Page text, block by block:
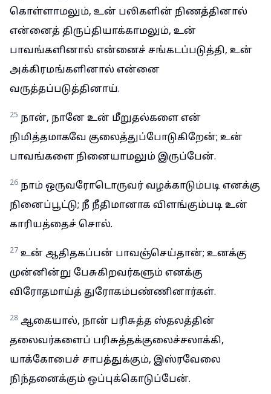
கொள்ளாமலும், உன் பலிகளின் நிணத்தினால்
என்னைத் திருப்தியாக்காமலும், உன்
பாவங்களினால் என்னைச் சங்கடப்படுத்தி, உன்
அக்கிரமங்களினால் என்னை
வருத்தப்படுத்தினாய்.
25 நான், நானே உன் மீறுதல்களை என்
நிமித்தமாகவே குலைத்துப்போடுகிறேன்; உன்
பாவங்களை நினையாமலும் இருப்பேன்.
26 நாம் ஒருவரோடொருவர் வழக்காடும்படி எனக்கு
நினைப்பூட்டு; நீ நீதிமானாக விளங்கும்படி உன்
காரியத்தைச் சொல்.
27 உன் ஆதிதகப்பன் பாவஞ்செய்தான்; உனக்கு
முன்னின்று பேசுகிறவர்களும் எனக்கு
விரோதமாய்த் துரோகம்பண்ணினார்கள்.
28 ஆகையால், நான் பரிசுத்த ஸ்தலத்தின்
தலைவர்களைப் பரிசுத்தக்குலைச்சலாக்கி,
யாக்கோபைச் சாபத்துக்கும், இஸ்ரவேலை
நிந்தனைக்கும் ஒப்புக்கொடுப்பேன்.